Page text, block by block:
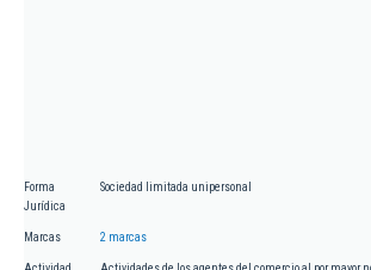
Forma
Jurídica
Sociedad limitada unipersonal
Marcas 2 marcas